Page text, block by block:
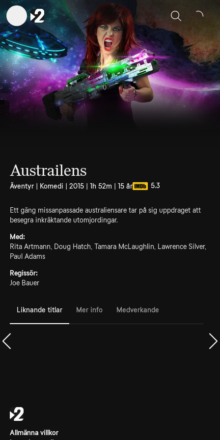
Sök
Austrailens
Äventyr | Komedi | 2015 | 1h 52m | 15 år 5.3
Ett gäng missanpassade australiensare tar på sig uppdraget att
besegra inkräktande utomjordingar.
Med:
Rita Artmann, Doug Hatch, Tamara McLaughlin, Lawrence Silver,
Paul Adams
Regissör:
Joe Bauer
Liknande titlar Mer info Medverkande
Allmänna villkor